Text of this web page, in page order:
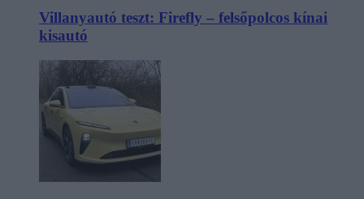
Villanyautó teszt: Firefly – felsőpolcos kínai
kisautó